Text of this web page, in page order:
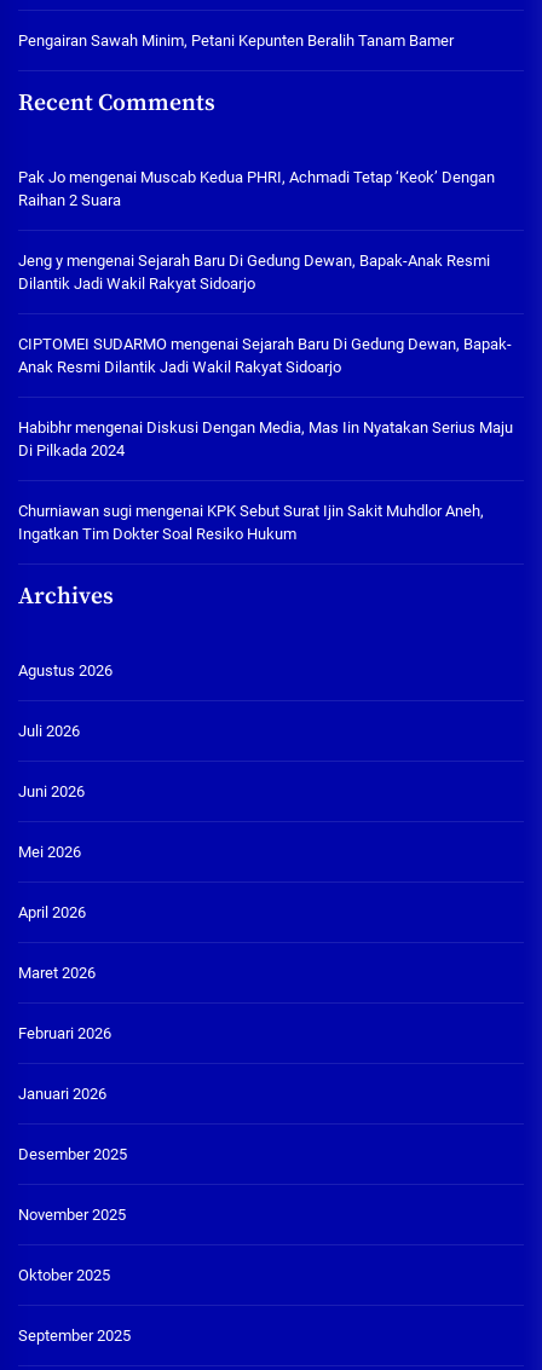
Pengairan Sawah Minim, Petani Kepunten Beralih Tanam Bamer
Recent Comments
Pak Jo mengenai Muscab Kedua PHRI, Achmadi Tetap ‘Keok’ Dengan
Raihan 2 Suara
Jeng y mengenai Sejarah Baru Di Gedung Dewan, Bapak-Anak Resmi
Dilantik Jadi Wakil Rakyat Sidoarjo
CIPTOMEI SUDARMO mengenai Sejarah Baru Di Gedung Dewan, Bapak-
Anak Resmi Dilantik Jadi Wakil Rakyat Sidoarjo
Habibhrmengenai Diskusi Dengan Media, Mas Iin Nyatakan Serius Maju
Di Pilkada 2024
Churniawan sugi mengenai KPK Sebut Surat Ijin Sakit Muhdlor Aneh,
Ingatkan Tim Dokter Soal Resiko Hukum
Archives
Agustus 2026
Juli 2026
Juni 2026
Mei 2026
April 2026
Maret 2026
Februari 2026
Januari 2026
Desember 2025
November 2025
Oktober 2025
September 2025